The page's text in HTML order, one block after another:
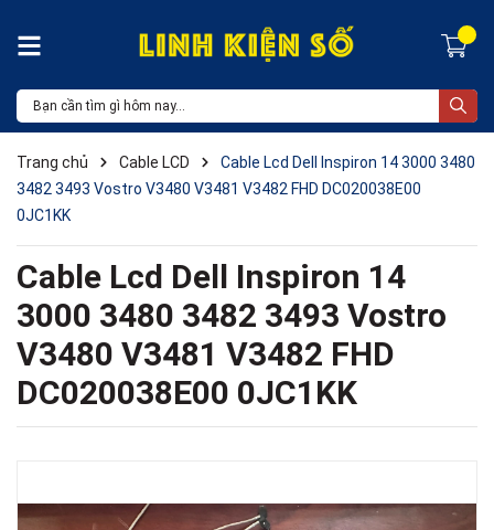
Trang chủ Cable LCD
Cable Lcd Dell Inspiron 14 3000 3480
3482 3493 Vostro V3480 V3481 V3482 FHD DC020038E00
0JC1KK
Cable Lcd Dell Inspiron 14
3000 3480 3482 3493 Vostro
V3480 V3481 V3482 FHD
DC020038E00 0JC1KK